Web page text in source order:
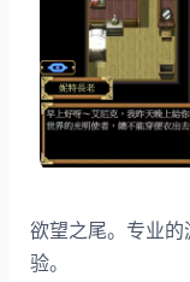
欲望之尾。专业
验。